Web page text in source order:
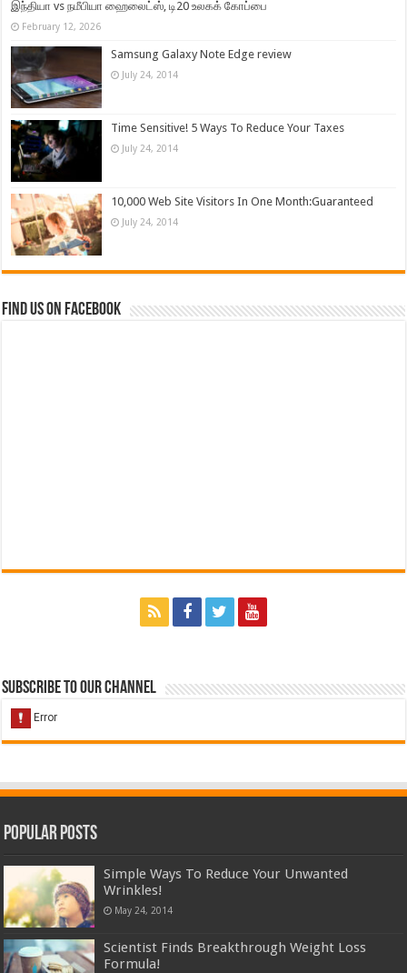
இந்தியா vs நமீபியா ஹைலைட்ஸ், டி20 உலகக் கோப்பை
February 12, 2026
Samsung Galaxy Note Edge review
July 24, 2014
Time Sensitive! 5 Ways To Reduce Your Taxes
July 24, 2014
10,000 Web Site Visitors In One Month:Guaranteed
July 24, 2014
Find us on Facebook
Subscribe to our Channel
Popular Posts
Simple Ways To Reduce Your Unwanted
Wrinkles!
May 24, 2014
Scientist Finds Breakthrough Weight Loss
Formula!